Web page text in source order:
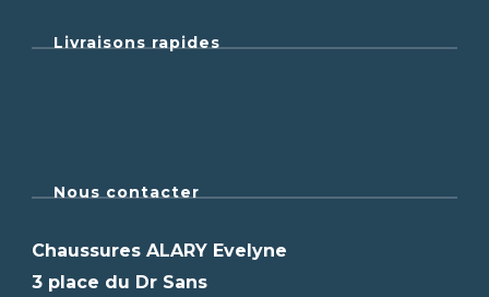
Livraisons rapides
Nous contacter
Chaussures ALARY Evelyne
3 place du Dr Sans